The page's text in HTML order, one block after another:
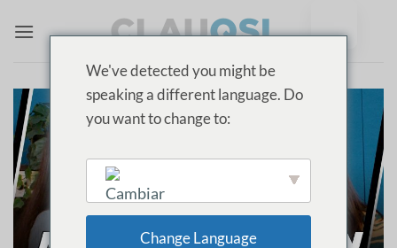
We've detected you might be
speaking a different language. Do
you want to change to:
English
Change Language